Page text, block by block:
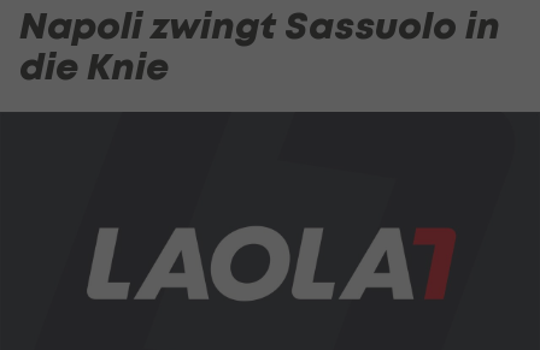
Napoli zwingt Sassuolo in
die Knie